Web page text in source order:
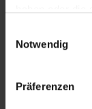
Notwendig
Präferenzen